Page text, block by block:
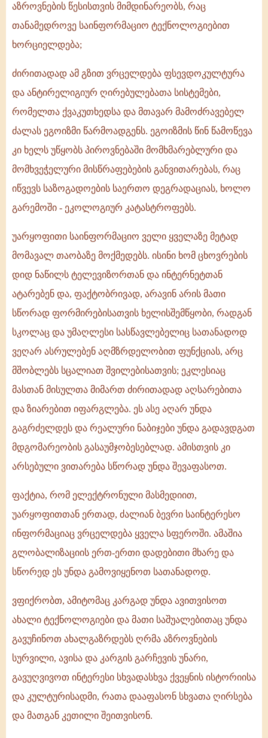
აზროვნების წესისთვის მიმდინარეობს, რაც
თანამედროვე საინფორმაციო ტექნოლოგიებით
ხორციელდება;
ძირითადად ამ გზით ვრცელდება ფსევდოკულტურა
და ანტირელიგიურ ღირებულებათა სისტემები,
რომელთა ქვაკუთხედსა და მთავარ მამოძრავებელ
ძალას ეგოიზმი წარმოადგენს. ეგოიზმის წინ წამოწევა
კი ხელს უწყობს პიროვნებაში მომხმარებლური და
მომხვეჭელური მისწრაფებების განვითარებას, რაც
იწვევს საზოგადოების საერთო დეგრადაციას, ხოლო
გარემოში - ეკოლოგიურ კატასტროფებს.
უარყოფითი საინფორმაციო ველი ყველაზე მეტად
მომავალ თაობაზე მოქმედებს. ისინი ხომ ცხოვრების
დიდ ნაწილს ტელევიზორთან და ინტერნეტთან
ატარებენ და, ფაქტობრივად, არავინ არის მათი
სწორად ფორმირებისათვის ხელისშემწყობი, რადგან
სკოლაც და უმაღლესი სასწავლებელიც სათანადოდ
ვეღარ ასრულებენ აღმზრდელობით ფუნქციას, არც
მშობლებს სცალიათ შვილებისათვის; ეკლესიაც
მასთან მისულთა მიმართ ძირითადად აღსარებითა
და ზიარებით იფარგლება. ეს ასე აღარ უნდა
გაგრძელდეს და რეალური ნაბიჯები უნდა გადავდგათ
მდგომარეობის გასაუმჯობესებლად. ამისთვის კი
არსებული ვითარება სწორად უნდა შევაფასოთ.
ფაქტია, რომ ელექტრონული მასმედიით,
უარყოფითთან ერთად, ძალიან ბევრი საინტერესო
ინფორმაციაც ვრცელდება ყველა სფეროში. ამაშია
გლობალიზაციის ერთ-ერთი დადებითი მხარე და
სწორედ ეს უნდა გამოვიყენოთ სათანადოდ.
ვფიქრობთ, ამიტომაც კარგად უნდა ავითვისოთ
ახალი ტექნოლოგიები და მათი საშუალებითაც უნდა
გავუჩინოთ ახალგაზრდებს ღრმა აზროვნების
სურვილი, ავისა და კარგის გარჩევის უნარი,
გავუღვივოთ ინტერესი სხვადასხვა ქვეყნის ისტორიისა
და კულტურისადმი, რათა დააფასონ სხვათა ღირსება
და მათგან კეთილი შეითვისონ.